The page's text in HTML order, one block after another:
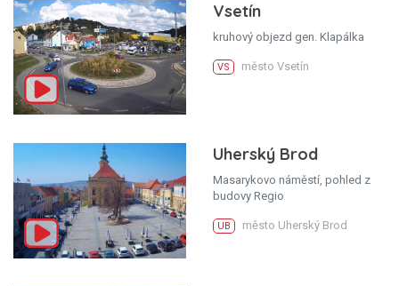
Vsetín
kruhový objezd gen. Klapálka
VS město Vsetín
Uherský Brod
Masarykovo náměstí, pohled z
budovy Regio
UB město Uherský Brod